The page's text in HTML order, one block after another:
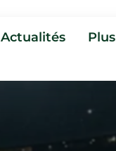
Actualités Plus